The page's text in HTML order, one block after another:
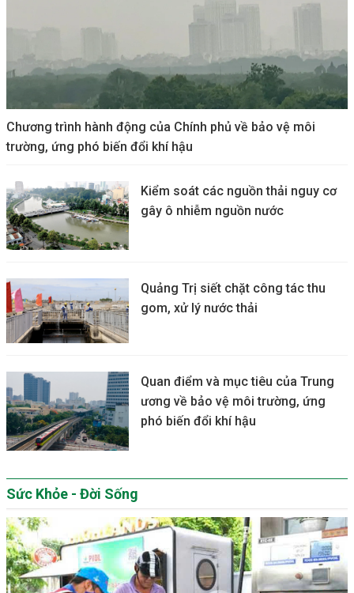
Chương trình hành động của Chính phủ về bảo vệ môi
trường, ứng phó biến đổi khí hậu
Kiểm soát các nguồn thải nguy cơ
gây ô nhiễm nguồn nước
Quảng Trị siết chặt công tác thu
gom, xử lý nước thải
Quan điểm và mục tiêu của Trung
ương về bảo vệ môi trường, ứng
phó biến đổi khí hậu
Sức Khỏe - Đời Sống